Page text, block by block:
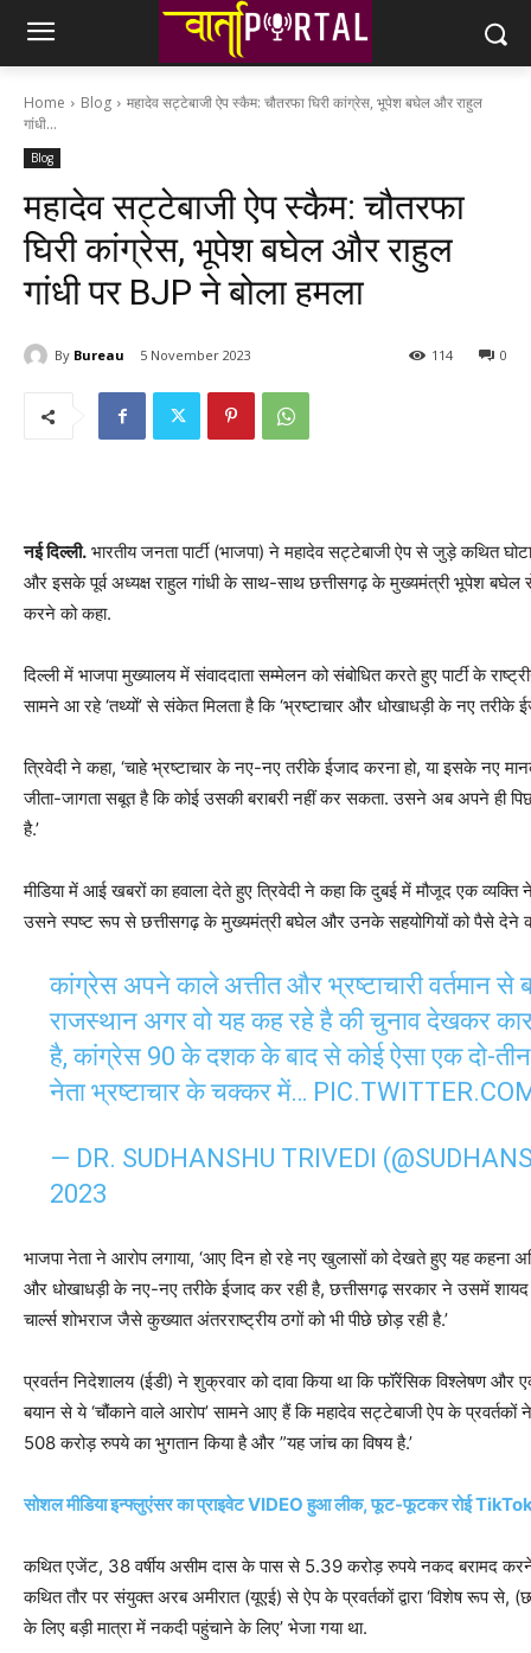
Home Blog
महादेव सट्टेबाजी ऐप स्कैम: चौतरफा घिरी कांग्रेस, भूपेश बघेल और राहुल
गांधी...
Blog
महादेव सट्टेबाजी ऐप स्कैम: चौतरफा
घिरी कांग्रेस, भूपेश बघेल और राहुल
गांधी पर BJP ने बोला हमला
By Bureau 5 November 2023 0
114
नई दिल्ली. भारतीय जनता पार्टी (भाजपा) ने महादेव सट्टेबाजी ऐप से जुड़े कथित
और इसके पूर्व अध्यक्ष राहुल गांधी के साथ-साथ छत्तीसगढ़ के मुख्यमंत्री भूपेश
करने को कहा.
दिल्ली में भाजपा मुख्यालय में संवाददाता सम्मेलन को संबोधित करते हुए पार्टी के
सामने आ रहे ‘तथ्यों’ से संकेत मिलता है कि ‘भ्रष्टाचार और धोखाधड़ी के नए तरीके
त्रिवेदी ने कहा, ‘चाहे भ्रष्टाचार के नए-नए तरीके ईजाद करना हो, या इसके नए
जीता-जागता सबूत है कि कोई उसकी बराबरी नहीं कर सकता. उसने अब अपने ही
है.’
मीडिया में आई खबरों का हवाला देते हुए त्रिवेदी ने कहा कि दुबई में मौजूद एक
उसने स्पष्ट रूप से छत्तीसगढ़ के मुख्यमंत्री बघेल और उनके सहयोगियों को पैसे देने
कांग्रेस अपने काले अत्तीत और भ्रष्टाचारी वर्तमान से
राजस्थान अगर वो यह कह रहे है की चुनाव देखकर
है, कांग्रेस 90 के दशक के बाद से कोई ऐसा एक दो-
नेता भ्रष्टाचार के चक्कर में…
— DR. SUDHANSHU TRIVEDI
2023
भाजपा नेता ने आरोप लगाया, ‘आए दिन हो रहे नए खुलासों को देखते हुए यह कहना
और धोखाधड़ी के नए-नए तरीके ईजाद कर रही है, छत्तीसगढ़ सरकार ने उसमें
चार्ल्स शोभराज जैसे कुख्यात अंतरराष्ट्रीय ठगों को भी पीछे छोड़ रही है.’
प्रवर्तन निदेशालय (ईडी) ने शुक्रवार को दावा किया था कि फॉरेंसिक विश्लेषण और
बयान से ये ‘चौंकाने वाले आरोप’ सामने आए हैं कि महादेव सट्टेबाजी ऐप के
508 करोड़ रुपये का भुगतान किया है और ”यह जांच का विषय है.’
सोशल मीडिया इन्फ्लुएंसर का प्राइवेट VIDEO हुआ लीक, फूट-फूटकर रोई
कथित एजेंट, 38 वर्षीय असीम दास के पास से 5.39 करोड़ रुपये नकद बरामद
कथित तौर पर संयुक्त अरब अमीरात (यूएई) से ऐप के प्रवर्तकों द्वारा ‘विशेष रूप से,
के लिए बड़ी मात्रा में नकदी पहुंचाने के लिए’ भेजा गया था.